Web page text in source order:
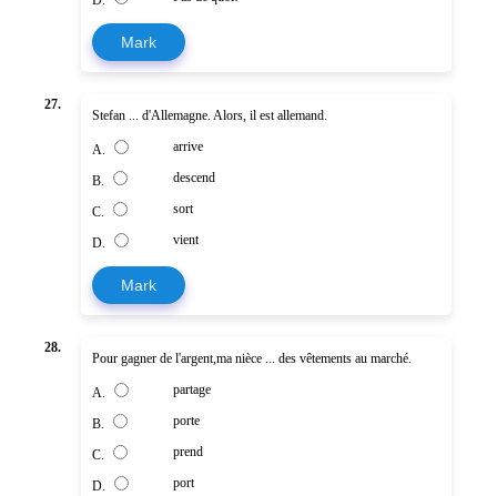
Mark
27.
Stefan ... d'Allemagne. Alors, il est allemand.
A. arrive
B. descend
C. sort
D. vient
Mark
28.
Pour gagner de l'argent,ma nièce ... des vêtements au marché.
A. partage
B. porte
C. prend
D. port